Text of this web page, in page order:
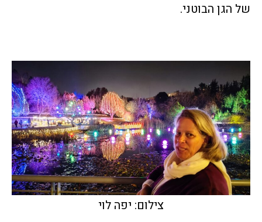
של הגן הבוטני.
צילום: יפה לוי